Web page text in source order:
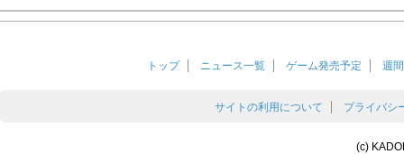
トップ ニュース一覧 ゲーム発売予定 週
サイトの利用について プライバシ
(c)